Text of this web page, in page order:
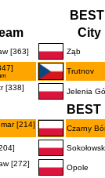
City
[363] Ząb
Trutnov
[338] Jelenia
BEST
[214] Czarny
[272] Opole